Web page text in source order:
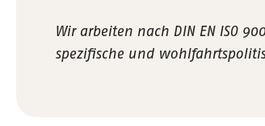
Wir arbeiten nach DIN EN ISO
spezifische und